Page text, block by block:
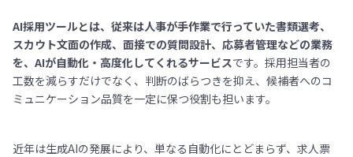
AI採用ツールとは、従来は人事が手作業で行っていた書類選考、
スカウト文面の作成、面接での質問設計、応募者管理などの業務
を、AIが自動化・高度化してくれるサービスです。採用担当者の
工数を減らすだけでなく、判断のばらつきを抑え、候補者へのコ
ミュニケーション品質を一定に保つ役割も担います。
近年は生成AIの発展により、単なる自動化にとどまらず、求人票